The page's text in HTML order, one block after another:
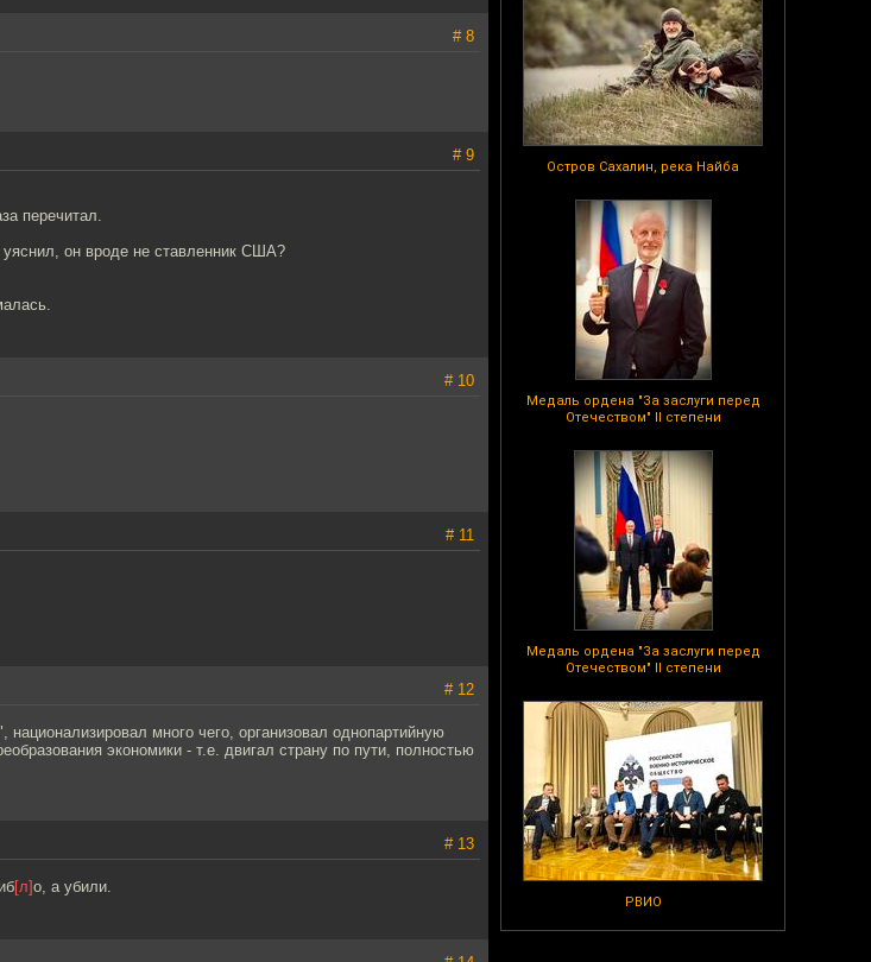
Остров Сахалин, река Найба
Медаль ордена "За заслуги перед
Отечеством" II степени
Медаль ордена "За заслуги перед
Отечеством" II степени
РВИО
# 8
# 9
перечитал.
он вроде не ставленник США?
# 10
# 11
# 12
много чего, организовал однопартийную
экономики - т.е. двигал страну по пути, полностью
# 13
[л]о, а убили.